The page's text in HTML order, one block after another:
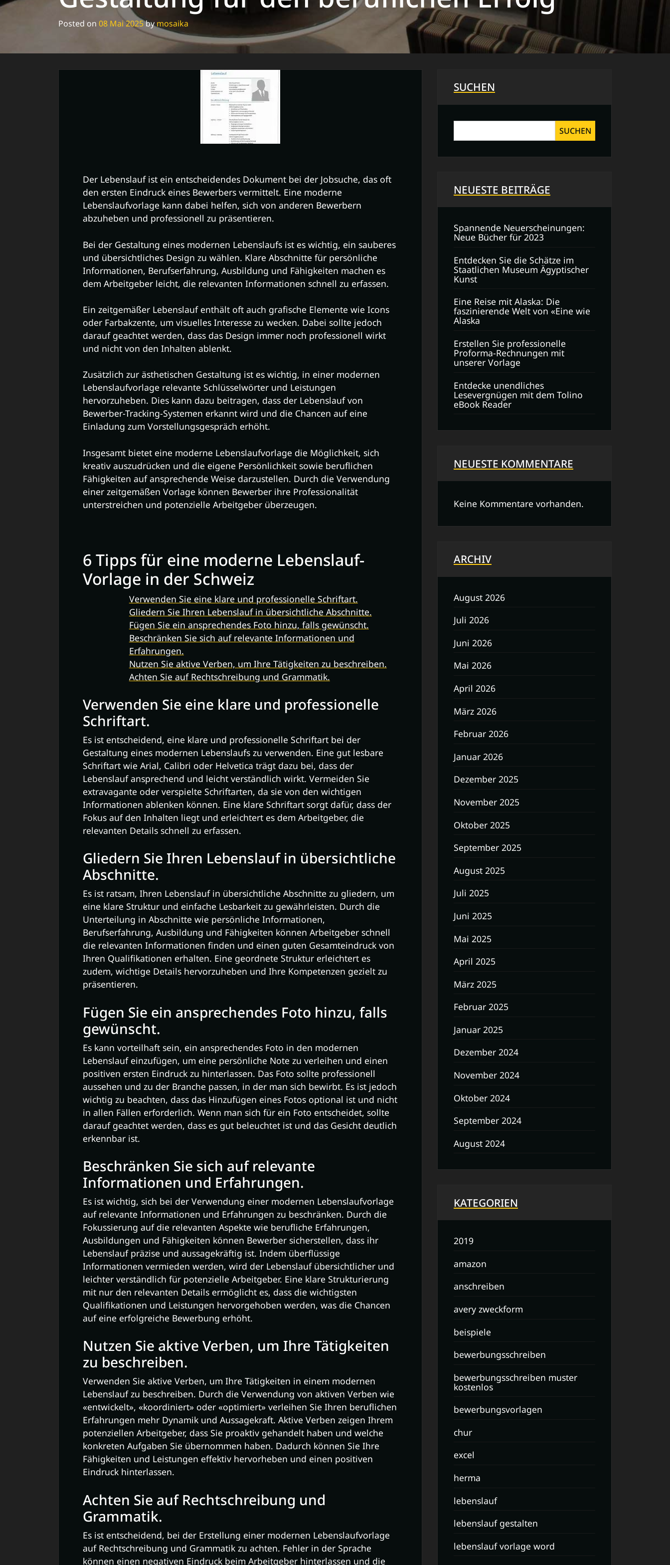
Posted on 08 Mai 2025bymosaika
Der Lebenslauf ist ein entscheidendes Dokument bei der Jobsuche, das oft
den ersten Eindruck eines Bewerbers vermittelt. Eine moderne
Lebenslaufvorlage kann dabei helfen, sich von anderen Bewerbern
abzuheben und professionell zu präsentieren.
Bei der Gestaltung eines modernen Lebenslaufs ist es wichtig, ein sauberes
und übersichtliches Design zu wählen. Klare Abschnitte für persönliche
Informationen, Berufserfahrung, Ausbildung und Fähigkeiten machen es
dem Arbeitgeber leicht, die relevanten Informationen schnell zu erfassen.
Ein zeitgemäßer Lebenslauf enthält oft auch grafische Elemente wie Icons
oder Farbakzente, um visuelles Interesse zu wecken. Dabei sollte jedoch
darauf geachtet werden, dass das Design immer noch professionell wirkt
und nicht von den Inhalten ablenkt.
Zusätzlich zur ästhetischen Gestaltung ist es wichtig, in einer modernen
Lebenslaufvorlage relevante Schlüsselwörter und Leistungen
hervorzuheben. Dies kann dazu beitragen, dass der Lebenslauf von
Bewerber-Tracking-Systemen erkannt wird und die Chancen auf eine
Einladung zum Vorstellungsgespräch erhöht.
Insgesamt bietet eine moderne Lebenslaufvorlage die Möglichkeit, sich
kreativ auszudrücken und die eigene Persönlichkeit sowie beruflichen
Fähigkeiten auf ansprechende Weise darzustellen. Durch die Verwendung
einer zeitgemäßen Vorlage können Bewerber ihre Professionalität
unterstreichen und potenzielle Arbeitgeber überzeugen.
6 Tipps für eine moderne Lebenslauf-
Vorlage in der Schweiz
Verwenden Sie eine klare und professionelle Schriftart.
Gliedern Sie Ihren Lebenslauf in übersichtliche Abschnitte.
Fügen Sie ein ansprechendes Foto hinzu, falls gewünscht.
Beschränken Sie sich auf relevante Informationen und
Erfahrungen.
Nutzen Sie aktive Verben, um Ihre Tätigkeiten zu beschreiben.
Achten Sie auf Rechtschreibung und Grammatik.
Verwenden Sie eine klare und professionelle
Schriftart.
Es ist entscheidend, eine klare und professionelle Schriftart bei der
Gestaltung eines modernen Lebenslaufs zu verwenden. Eine gut lesbare
Schriftart wie Arial, Calibri oder Helvetica trägt dazu bei, dass der
Lebenslauf ansprechend und leicht verständlich wirkt. Vermeiden Sie
extravagante oder verspielte Schriftarten, da sie von den wichtigen
Informationen ablenken können. Eine klare Schriftart sorgt dafür, dass der
Fokus auf den Inhalten liegt und erleichtert es dem Arbeitgeber, die
relevanten Details schnell zu erfassen.
Gliedern Sie Ihren Lebenslauf in übersichtliche
Abschnitte.
Es ist ratsam, Ihren Lebenslauf in übersichtliche Abschnitte zu gliedern, um
eine klare Struktur und einfache Lesbarkeit zu gewährleisten. Durch die
Unterteilung in Abschnitte wie persönliche Informationen,
Berufserfahrung, Ausbildung und Fähigkeiten können Arbeitgeber schnell
die relevanten Informationen finden und einen guten Gesamteindruck von
Ihren Qualifikationen erhalten. Eine geordnete Struktur erleichtert es
zudem, wichtige Details hervorzuheben und Ihre Kompetenzen gezielt zu
präsentieren.
Fügen Sie ein ansprechendes Foto hinzu, falls
gewünscht.
Es kann vorteilhaft sein, ein ansprechendes Foto in den modernen
Lebenslauf einzufügen, um eine persönliche Note zu verleihen und einen
positiven ersten Eindruck zu hinterlassen. Das Foto sollte professionell
aussehen und zu der Branche passen, in der man sich bewirbt. Es ist jedoch
wichtig zu beachten, dass das Hinzufügen eines Fotos optional ist und nicht
in allen Fällen erforderlich. Wenn man sich für ein Foto entscheidet, sollte
darauf geachtet werden, dass es gut beleuchtet ist und das Gesicht deutlich
erkennbar ist.
Beschränken Sie sich auf relevante
Informationen und Erfahrungen.
Es ist wichtig, sich bei der Verwendung einer modernen Lebenslaufvorlage
auf relevante Informationen und Erfahrungen zu beschränken. Durch die
Fokussierung auf die relevanten Aspekte wie berufliche Erfahrungen,
Ausbildungen und Fähigkeiten können Bewerber sicherstellen, dass ihr
Lebenslauf präzise und aussagekräftig ist. Indem überflüssige
Informationen vermieden werden, wird der Lebenslauf übersichtlicher und
leichter verständlich für potenzielle Arbeitgeber. Eine klare Strukturierung
mit nur den relevanten Details ermöglicht es, dass die wichtigsten
Qualifikationen und Leistungen hervorgehoben werden, was die Chancen
auf eine erfolgreiche Bewerbung erhöht.
Nutzen Sie aktive Verben, um Ihre Tätigkeiten
zu beschreiben.
Verwenden Sie aktive Verben, um Ihre Tätigkeiten in einem modernen
Lebenslauf zu beschreiben. Durch die Verwendung von aktiven Verben wie
«entwickelt», «koordiniert» oder «optimiert» verleihen Sie Ihren beruflichen
Erfahrungen mehr Dynamik und Aussagekraft. Aktive Verben zeigen Ihrem
potenziellen Arbeitgeber, dass Sie proaktiv gehandelt haben und welche
konkreten Aufgaben Sie übernommen haben. Dadurch können Sie Ihre
Fähigkeiten und Leistungen effektiv hervorheben und einen positiven
Eindruck hinterlassen.
Achten Sie auf Rechtschreibung und
Grammatik.
Es ist entscheidend, bei der Erstellung einer modernen Lebenslaufvorlage
auf Rechtschreibung und Grammatik zu achten. Fehler in der Sprache
können einen negativen Eindruck beim Arbeitgeber hinterlassen und die
SUCHEN
SUCHEN
NEUESTE BEITRÄGE
Spannende Neuerscheinungen:
Neue Bücher für 2023
Entdecken Sie die Schätze im
Staatlichen Museum Ägyptischer
Kunst
Eine Reise mit Alaska: Die
faszinierende Welt von «Eine wie
Alaska
Erstellen Sie professionelle
Proforma-Rechnungen mit
unserer Vorlage
Entdecke unendliches
Lesevergnügen mit dem Tolino
eBook Reader
NEUESTE KOMMENTARE
Keine Kommentare vorhanden.
ARCHIV
August 2026
Juli 2026
Juni 2026
Mai 2026
April 2026
März 2026
Februar 2026
Januar 2026
Dezember 2025
November 2025
Oktober 2025
September 2025
August 2025
Juli 2025
Juni 2025
Mai 2025
April 2025
März 2025
Februar 2025
Januar 2025
Dezember 2024
November 2024
Oktober 2024
September 2024
August 2024
KATEGORIEN
2019
amazon
anschreiben
avery zweckform
beispiele
bewerbungsschreiben
bewerbungsschreiben muster
kostenlos
bewerbungsvorlagen
chur
excel
herma
lebenslauf
lebenslauf gestalten
lebenslauf vorlage word